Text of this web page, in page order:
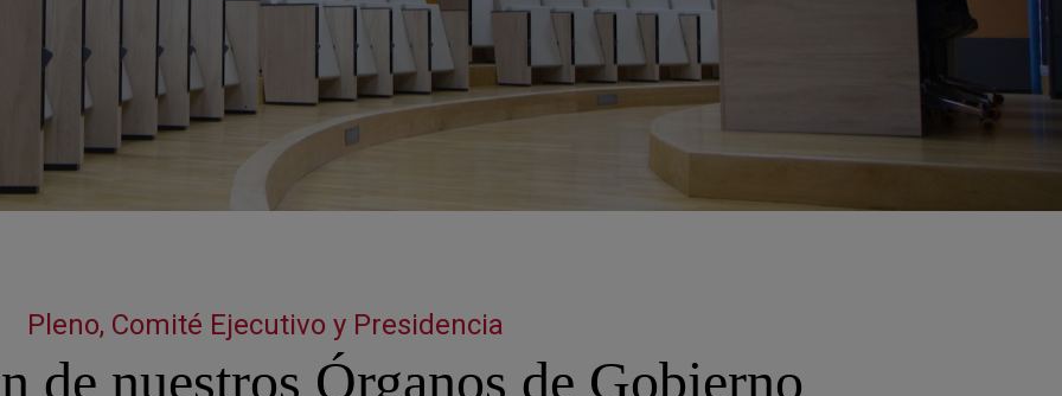
Observatorio del Comercio
Transformación Digital
Proyecto COMPASS
Programa de Emprendimiento en
Marketing de Contenidos Digitales y
Escuela Emprende
Vivero Formación 'in Company'
Pleno, Comité Ejecutivo y Presidencia
de nuestros Órganos de Gobierno